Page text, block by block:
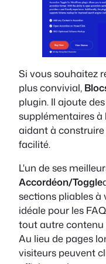
Si vous souhaitez
plus convivial,
plugin. Il ajoute
supplémentaires à
aidant à
facilité.
L'un de ses
Accordéon/Toggle
sections pliables à
idéale pour les
tout autre contenu
Au lieu de pages
visiteurs peuvent